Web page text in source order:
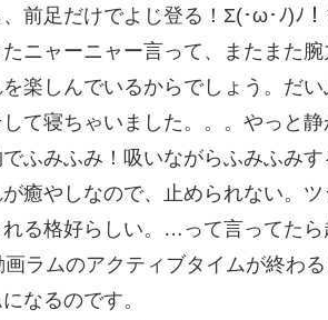
前足だけでよじ登る！Σ(･ω･ﾉ)ﾉ
ニャーニャー言って、またまた
楽しんでいるからでしょう。だ
て寝ちゃいました。。。やっと
ふみふみ！吸いながらふみふみ
癒やしなので、止められない。
れる格好らしい。…って言ってた
画ラムのアクティブタイムが終わ
なるのです。